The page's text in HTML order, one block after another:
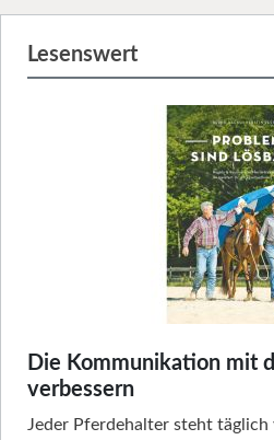
Lesenswert
Die Kommunikation mit
verbessern
Jeder Pferdehalter steht täglich